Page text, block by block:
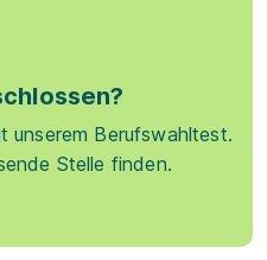
unserem Berufswahltest.
Stelle finden.